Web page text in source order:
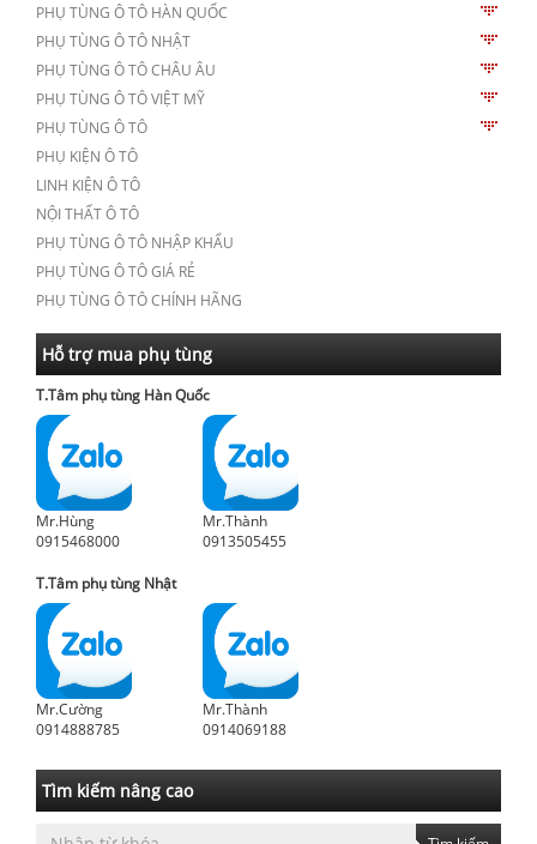
PHỤ TÙNG Ô TÔ HÀN QUỐC
PHỤ TÙNG Ô TÔ NHẬT
PHỤ TÙNG Ô TÔ CHÂU ÂU
PHỤ TÙNG Ô TÔ VIỆT MỸ
PHỤ TÙNG Ô TÔ
PHỤ KIỆN Ô TÔ
LINH KIỆN Ô TÔ
NỘI THẤT Ô TÔ
PHỤ TÙNG Ô TÔ NHẬP KHẨU
PHỤ TÙNG Ô TÔ GIÁ RẺ
PHỤ TÙNG Ô TÔ CHÍNH HÃNG
Hỗ trợ mua phụ tùng
T.Tâm phụ tùng Hàn Quốc
Mr.Hùng
0915468000
Mr.Thành
0913505455
T.Tâm phụ tùng Nhật
Mr.Cường
0914888785
Mr.Thành
0914069188
Tìm kiếm nâng cao